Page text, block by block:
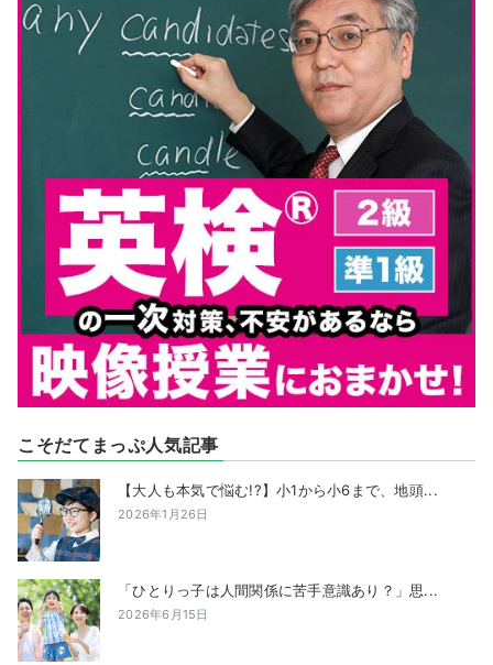
こそだてまっぷ人気記事
【大人も本気で悩む!?】小1から小6まで、地頭...
2026年1月26日
「ひとりっ子は人間関係に苦手意識あり？」思...
2026年6月15日